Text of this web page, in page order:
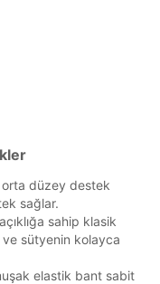
4
3
orta düzey destek
sağlar.
sahip klasik
sütyenin kolayca
elastik bant sabit
adresinize
için
ve Koşullar
Doğuş
A.Ş.
amacıyla
SMS
doğrulayın.
SMS
doğrulayın.